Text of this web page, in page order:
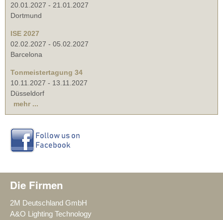
20.01.2027 - 21.01.2027
Dortmund
ISE 2027
02.02.2027 - 05.02.2027
Barcelona
Tonmeistertagung 34
10.11.2027 - 13.11.2027
Düsseldorf
mehr ...
Die Firmen
2M Deutschland GmbH
A&O Lighting Technology